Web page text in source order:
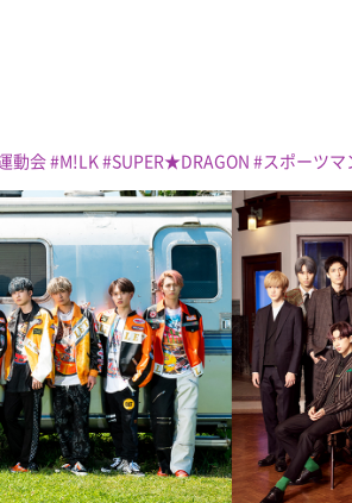
動会 M!LK SUPER★DRAGON スポーツマ